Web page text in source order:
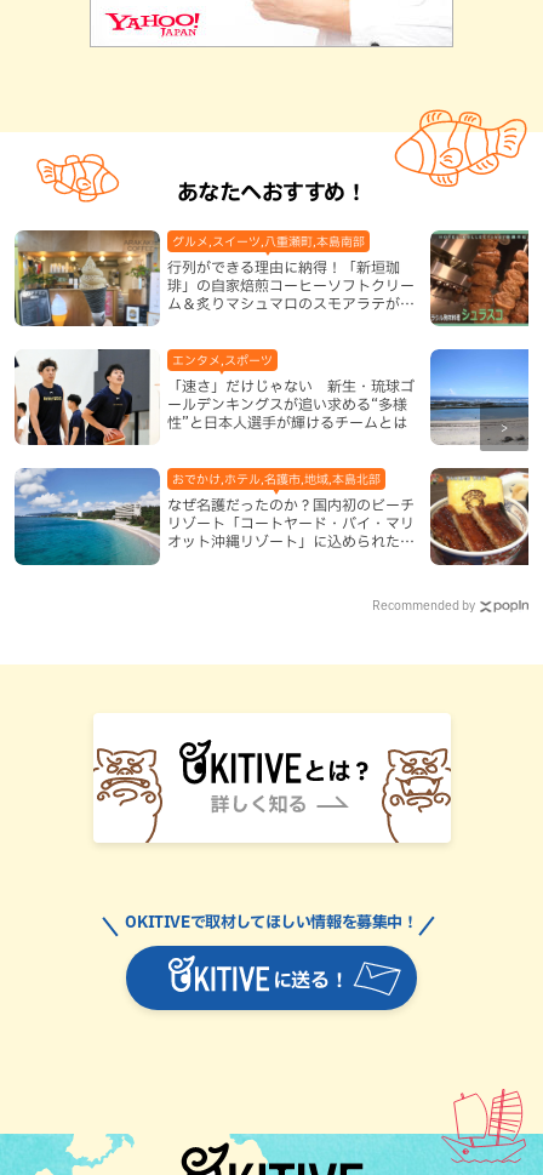
あなたへおすすめ！
行列ができる理由に納得！「新垣珈
琲」の自家焙煎コーヒーソフトクリー
ム＆炙りマシュマロのスモアラテが絶
グルメ,スイーツ,八重瀬町,本島南部
「速さ」だけじゃない 新生・琉球ゴ
ールデンキングスが追い求める“多様
性”と日本人選手が輝けるチームとは
エンタメ,スポーツ
なぜ名護だったのか？国内初のビーチ
リゾート「コートヤード・バイ・マリ
オット沖縄リゾート」に込められた想
おでかけ,ホテル,名護市,地域,本島北部
Recommended by
に送る！
OKITIVEで取材してほしい情報を募集中！